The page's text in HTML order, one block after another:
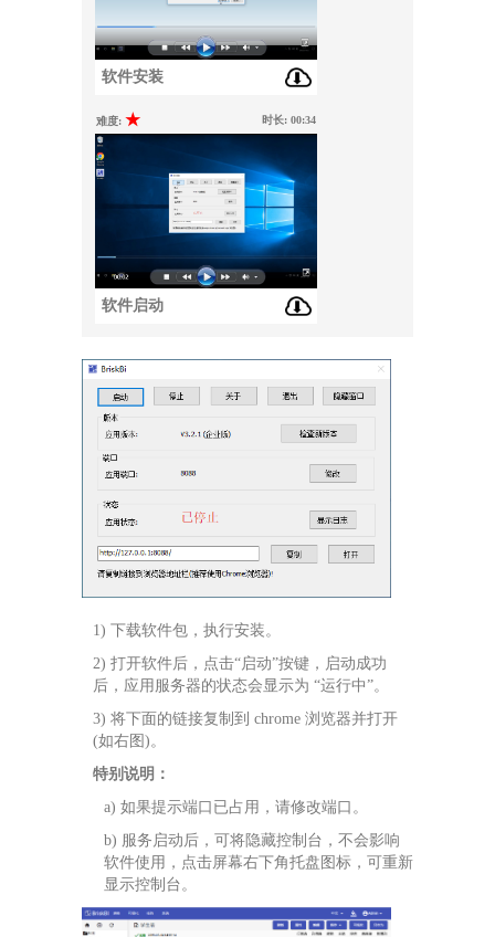
软件安装
难度: ★ 时长: 00:34
软件启动
1) 下载软件包，执行安装。
2) 打开软件后，点击“启动”按键，启动成功
后，应用服务器的状态会显示为 “运行中”。
3) 将下面的链接复制到 chrome 浏览器并打开
(如右图)。
特别说明：
a) 如果提示端口已占用，请修改端口。
b) 服务启动后，可将隐藏控制台，不会影响
软件使用，点击屏幕右下角托盘图标，可重新
显示控制台。